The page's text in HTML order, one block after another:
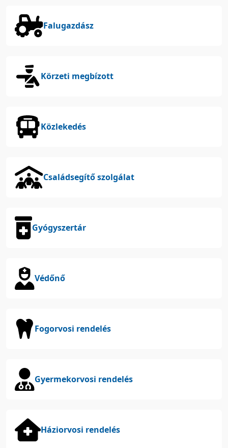
Falugazdász
Körzeti megbízott
Közlekedés
Családsegítő szolgálat
Gyógyszertár
Védőnő
Fogorvosi rendelés
Gyermekorvosi rendelés
Háziorvosi rendelés